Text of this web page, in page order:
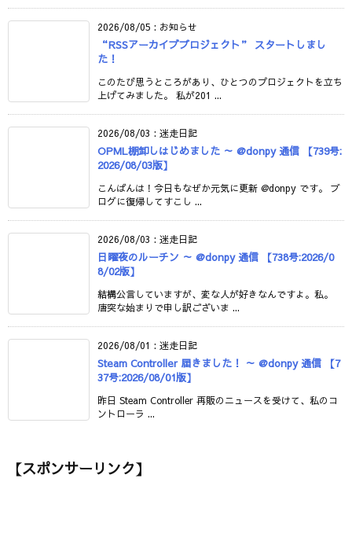
2026/08/05 : お知らせ
“RSSアーカイブプロジェクト” スタートしまし
た！
このたび思うところがあり、ひとつのプロジェクトを立ち
上げてみました。 私が201 ...
2026/08/03 : 迷走日記
OPML棚卸しはじめました ～ @donpy 通信 【739号:
2026/08/03版】
こんばんは！今日もなぜか元気に更新 @donpy です。 ブ
ログに復帰してすこし ...
2026/08/03 : 迷走日記
日曜夜のルーチン ～ @donpy 通信 【738号:2026/0
8/02版】
結構公言していますが、変な人が好きなんですよ。私。
唐突な始まりで申し訳ございま ...
2026/08/01 : 迷走日記
Steam Controller 届きました！ ～ @donpy 通信 【7
37号:2026/08/01版】
昨日 Steam Controller 再販のニュースを受けて、私のコ
ントローラ ...
【スポンサーリンク】